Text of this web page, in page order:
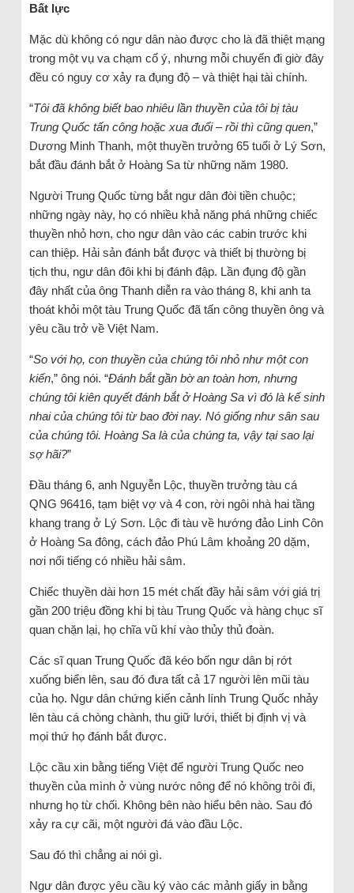
Bất lực
Mặc dù không có ngư dân nào được cho là đã thiệt mạng
trong một vụ va chạm cố ý, nhưng mỗi chuyến đi giờ đây
đều có nguy cơ xảy ra đụng độ – và thiệt hại tài chính.
“Tôi đã không biết bao nhiêu lần thuyền của tôi bị tàu
Trung Quốc tấn công hoặc xua đuổi – rồi thì cũng quen,”
Dương Minh Thanh, một thuyền trưởng 65 tuổi ở Lý Sơn,
bắt đầu đánh bắt ở Hoàng Sa từ những năm 1980.
Người Trung Quốc từng bắt ngư dân đòi tiền chuộc;
những ngày này, họ có nhiều khả năng phá những chiếc
thuyền nhỏ hơn, cho ngư dân vào các cabin trước khi
can thiệp. Hải sản đánh bắt được và thiết bị thường bị
tịch thu, ngư dân đôi khi bị đánh đập. Lần đụng độ gần
đây nhất của ông Thanh diễn ra vào tháng 8, khi anh ta
thoát khỏi một tàu Trung Quốc đã tấn công thuyền ông và
yêu cầu trở về Việt Nam.
“So với họ, con thuyền của chúng tôi nhỏ như một con
kiến,” ông nói. “Đánh bắt gần bờ an toàn hơn, nhưng
chúng tôi kiên quyết đánh bắt ở Hoàng Sa vì đó là kế sinh
nhai của chúng tôi từ bao đời nay. Nó giống như sân sau
của chúng tôi. Hoàng Sa là của chúng ta, vậy tại sao lại
sợ hãi?”
Đầu tháng 6, anh Nguyễn Lộc, thuyền trưởng tàu cá
QNG 96416, tạm biệt vợ và 4 con, rời ngôi nhà hai tầng
khang trang ở Lý Sơn. Lộc đi tàu về hướng đảo Linh Côn
ở Hoàng Sa đông, cách đảo Phú Lâm khoảng 20 dặm,
nơi nổi tiếng có nhiều hải sâm.
Chiếc thuyền dài hơn 15 mét chất đầy hải sâm với giá trị
gần 200 triệu đồng khi bị tàu Trung Quốc và hàng chục sĩ
quan chặn lại, họ chĩa vũ khí vào thủy thủ đoàn.
Các sĩ quan Trung Quốc đã kéo bốn ngư dân bị rớt
xuống biển lên, sau đó đưa tất cả 17 người lên mũi tàu
của họ. Ngư dân chứng kiến ​​cảnh lính Trung Quốc nhảy
lên tàu cá chòng chành, thu giữ lưới, thiết bị định vị và
mọi thứ họ đánh bắt được.
Lộc cầu xin bằng tiếng Việt để người Trung Quốc neo
thuyền của mình ở vùng nước nông để nó không trôi đi,
nhưng họ từ chối. Không bên nào hiểu bên nào. Sau đó
xảy ra cự cãi, một người đá vào đầu Lộc.
Sau đó thì chẳng ai nói gì.
Ngư dân được yêu cầu ký vào các mảnh giấy in bằng